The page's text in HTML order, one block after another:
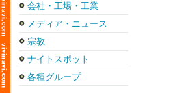
会社・工場・工業
メディア・ニュース
宗教
ナイトスポット
各種グループ